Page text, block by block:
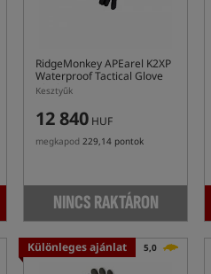
RidgeMonkey APEarel K2XP
Waterproof Tactical Glove
Black
Kesztyűk
12 840 HUF
megkapod 229,14 pontok
NINCS RAKTÁRON
Különleges ajánlat 5,0